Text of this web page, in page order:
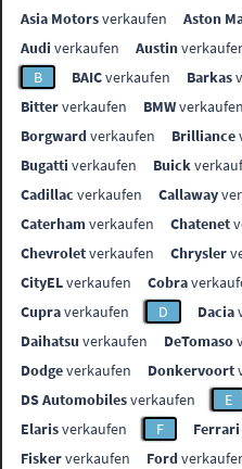
Asia Motorsverkaufen Aston
Audi verkaufen Austin
B
BAICverkaufen Barkas
Bitterverkaufen BMWverkaufen
Borgwardverkaufen Brilliance
Bugatti verkaufen Buick
Cadillac verkaufen Callaway
Caterhamverkaufen Chatenet
Chevroletverkaufen Chrysler
CityELverkaufen Cobra
Cupraverkaufen D Dacia
Daihatsu verkaufen DeTomaso
Dodgeverkaufen Donkervoort
DS Automobilesverkaufen E
Elarisverkaufen F Ferrari
Fiskerverkaufen Ford